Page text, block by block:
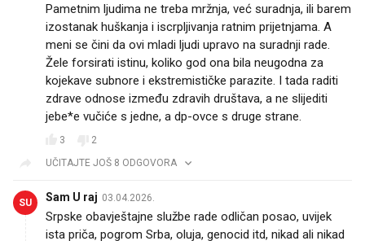
Pametnim ljudima ne treba mržnja, već suradnja, ili barem
izostanak huškanja i iscrpljivanja ratnim prijetnjama. A
meni se čini da ovi mladi ljudi upravo na suradnji rade.
Žele forsirati istinu, koliko god ona bila neugodna za
kojekave subnore i ekstremističke parazite. I tada raditi
zdrave odnose između zdravih društava, a ne slijediti
jebe*e vučiće s jedne, a dp-ovce s druge strane.
3
2
UČITAJTE JOŠ 8 ODGOVORA
SU Sam U raj 03.04.2026.
Srpske obavještajne službe rade odličan posao, uvijek
ista priča, pogrom Srba, oluja, genocid itd, nikad ali nikad